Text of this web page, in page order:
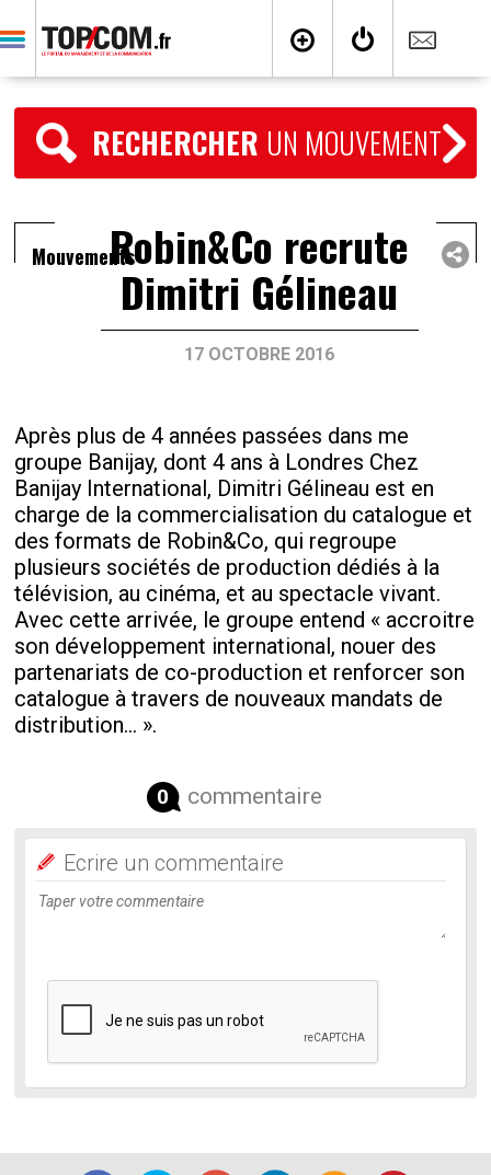
RECHERCHER UN MOUVEMENT
MouvementsRobin&Co recrute
Dimitri Gélineau
17 OCTOBRE 2016
Après plus de 4 années passées dans me
groupe Banijay, dont 4 ans à Londres Chez
Banijay International, Dimitri Gélineau est en
charge de la commercialisation du catalogue et
des formats de Robin&Co, qui regroupe
plusieurs sociétés de production dédiés à la
télévision, au cinéma, et au spectacle vivant.
Avec cette arrivée, le groupe entend « accroitre
son développement international, nouer des
partenariats de co-production et renforcer son
catalogue à travers de nouveaux mandats de
distribution… ».
0 commentaire
Ecrire un commentaire